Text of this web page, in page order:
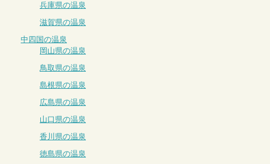
兵庫県の温泉
滋賀県の温泉
中四国の温泉
岡山県の温泉
鳥取県の温泉
島根県の温泉
広島県の温泉
山口県の温泉
香川県の温泉
徳島県の温泉